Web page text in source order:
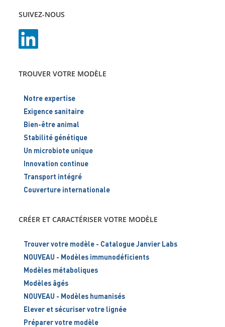
SUIVEZ-NOUS
TROUVER VOTRE MODÈLE
Notre expertise
Exigence sanitaire
Bien-être animal
Stabilité génétique
Un microbiote unique
Innovation continue
Transport intégré
Couverture internationale
CRÉER ET CARACTÉRISER VOTRE MODÈLE
Trouver votre modèle - Catalogue Janvier Labs
NOUVEAU - Modèles immunodéficients
Modèles métaboliques
Modèles âgés
NOUVEAU - Modèles humanisés
Elever et sécuriser votre lignée
Préparer votre modèle